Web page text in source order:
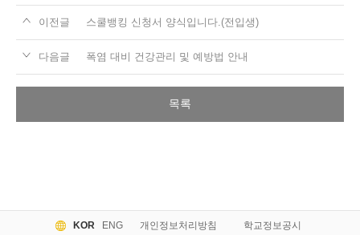
이전글 스쿨뱅킹 신청서 양식입니다.(전입생)
다음글 폭염 대비 건강관리 및 예방법 안내
목록
KOR ENG 개인정보처리방침 학교정보공시